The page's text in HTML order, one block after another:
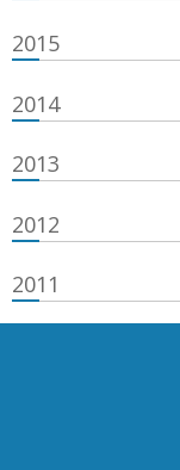
2015
2014
2013
2012
2011